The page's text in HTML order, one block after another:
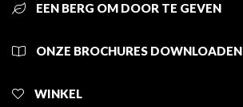
EEN BERG OM DOOR TE GEVEN
ONZE BROCHURES DOWNLOADEN
WINKEL